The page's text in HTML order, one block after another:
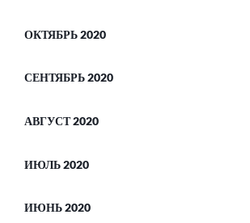
ОКТЯБРЬ 2020
СЕНТЯБРЬ 2020
АВГУСТ 2020
ИЮЛЬ 2020
ИЮНЬ 2020